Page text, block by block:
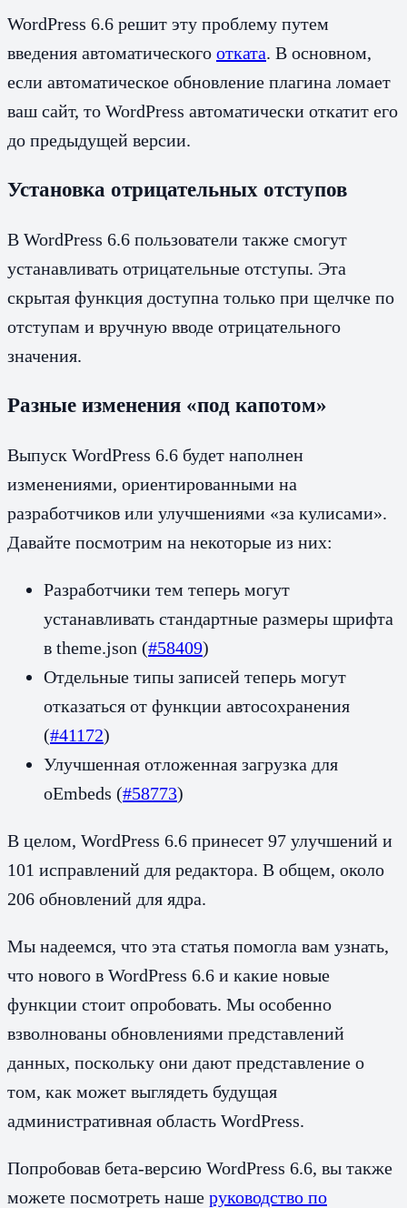
WordPress 6.6 решит эту проблему путем
введения автоматического отката. В основном,
если автоматическое обновление плагина ломает
ваш сайт, то WordPress автоматически откатит его
до предыдущей версии.
Установка отрицательных отступов
В WordPress 6.6 пользователи также смогут
устанавливать отрицательные отступы. Эта
скрытая функция доступна только при щелчке по
отступам и вручную вводе отрицательного
значения.
Разные изменения «под капотом»
Выпуск WordPress 6.6 будет наполнен
изменениями, ориентированными на
разработчиков или улучшениями «за кулисами».
Давайте посмотрим на некоторые из них:
Разработчики тем теперь могут
устанавливать стандартные размеры шрифта
в theme.json (#58409)
Отдельные типы записей теперь могут
отказаться от функции автосохранения
(#41172)
Улучшенная отложенная загрузка для
oEmbeds (#58773)
В целом, WordPress 6.6 принесет 97 улучшений и
101 исправлений для редактора. В общем, около
206 обновлений для ядра.
Мы надеемся, что эта статья помогла вам узнать,
что нового в WordPress 6.6 и какие новые
функции стоит опробовать. Мы особенно
взволнованы обновлениями представлений
данных, поскольку они дают представление о
том, как может выглядеть будущая
административная область WordPress.
Попробовав бета-версию WordPress 6.6, вы также
можете посмотреть наше руководство по